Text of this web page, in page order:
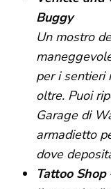
Buggy
Un mostro
per i sentieri
oltre. Puoi
Garage di
armadietto
dove
Tattoo